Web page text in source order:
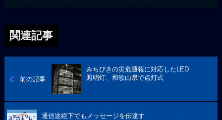
関連記事
前の記事
みちびきの災危通報に対応したLED
照明灯、和歌山県で点灯式
通信途絶下でもメッセージを伝達す